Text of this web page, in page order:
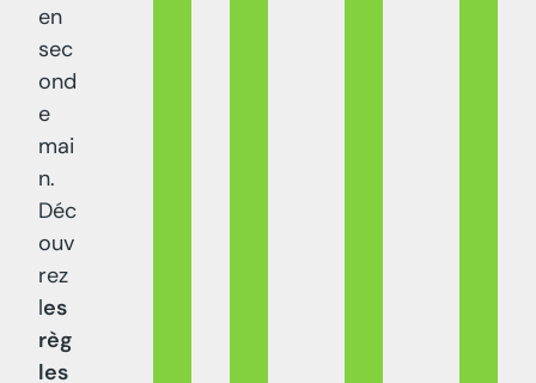
en
sec
ond
e
mai
n.
Déc
ouv
rez
les
règ
les